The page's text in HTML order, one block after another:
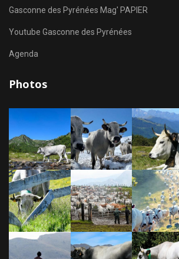
Gasconne des Pyrénées Mag' PAPIER
Youtube Gasconne des Pyrénées
Agenda
Photos